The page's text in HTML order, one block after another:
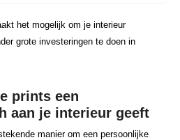
het mogelijk om je interieur
grote investeringen te doen in
prints een
aan je interieur geeft
manier om een persoonlijke